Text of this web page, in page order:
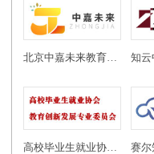
北京中嘉未来教育科技有限公司